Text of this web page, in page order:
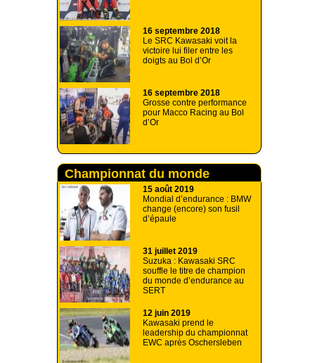
16 septembre 2018
Le SRC Kawasaki voit la
victoire lui filer entre les
doigts au Bol d’Or
16 septembre 2018
Grosse contre performance
pour Macco Racing au Bol
d’Or
Championnat du monde
d'endurance
15 août 2019
Mondial d’endurance : BMW
change (encore) son fusil
d’épaule
31 juillet 2019
Suzuka : Kawasaki SRC
souffle le titre de champion
du monde d’endurance au
SERT
12 juin 2019
Kawasaki prend le
leadership du championnat
EWC après Oschersleben